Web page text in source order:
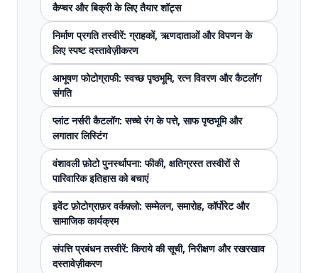
कैप्चर और बिक्री के लिए तैयार शॉट्स
निर्माण प्रगति तस्वीरें: ग्राहकों, ऋणदाताओं और विपणन के
लिए स्पष्ट दस्तावेज़ीकरण
आभूषण फोटोग्राफी: स्वच्छ पृष्ठभूमि, रत्न विवरण और कैटलॉग
संगति
प्लांट नर्सरी कैटलॉग: सच्चे रंग के पत्ते, साफ पृष्ठभूमि और
लगातार लिस्टिंग
वंशावली फ़ोटो पुनर्स्थापना: फीकी, क्षतिग्रस्त तस्वीरों से
पारिवारिक इतिहास को बचाएं
इवेंट फ़ोटोग्राफ़र वर्कफ़्लो: सम्मेलन, समारोह, कॉर्पोरेट और
सामाजिक कार्यक्रम
संपत्ति प्रबंधन तस्वीरें: किराये की सूची, निरीक्षण और रखरखाव
दस्तावेज़ीकरण